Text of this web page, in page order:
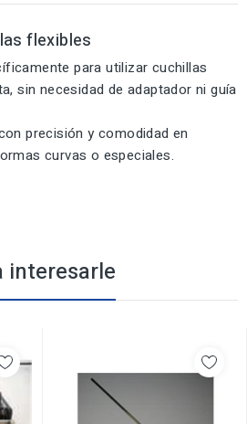
flexibles
para utilizar cuchillas
sin necesidad de adaptador ni guía
precisión y comodidad en
curvas o especiales.
interesarle